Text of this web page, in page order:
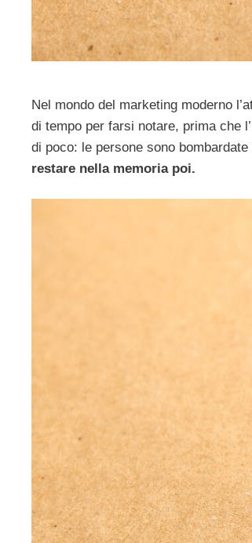
Nel mondo del marketing moderno
di tempo per farsi notare, prima che
di poco: le persone sono
restare nella memoria poi.